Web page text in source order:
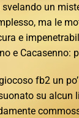
un
ma le
e
e Cacasenno:
fb2 un
su alcun